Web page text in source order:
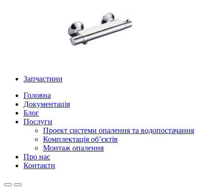
Запчастини
Головна
Документація
Блог
Послуги
Проект системи опалення та водопостачання
Комплектація об’єктів
Монтаж опалення
Про нас
Контакти
OpenClose